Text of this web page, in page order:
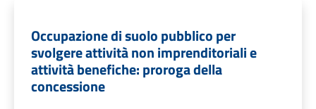
Occupazione di suolo pubblico per
svolgere attività non imprenditoriali e
attività benefiche: proroga della
concessione